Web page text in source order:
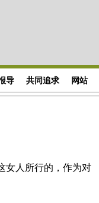
导 共同追求 网站
女人所行的，作为对